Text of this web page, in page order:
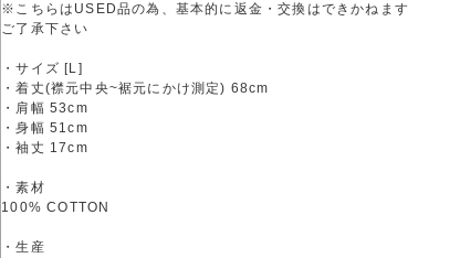
※こちらはUSED品の為、基本的に返金・交換はできかねます
ご了承下さい
・サイズ [L]
・着丈(襟元中央~裾元にかけ測定) 68cm
・肩幅 53cm
・身幅 51cm
・袖丈 17cm
・素材
100% COTTON
・生産